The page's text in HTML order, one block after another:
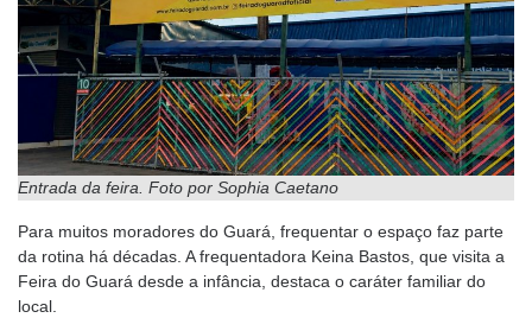
Entrada da feira. Foto por Sophia Caetano
Para muitos moradores do Guará, frequentar o espaço faz parte
da rotina há décadas. A frequentadora Keina Bastos, que visita a
Feira do Guará desde a infância, destaca o caráter familiar do
local.